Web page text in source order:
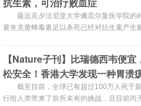
最近宾夕法尼亚大学佩雷尔曼医学院的
黄夹克黄蜂毒素足以杀死已经对抗生素产生
【Nature子刊】比瑞德西韦便宜
松安全！香港大学发现一种胃溃
功治疗新冠肺炎
截至目前，全球已有超过100万人死于
行给人类带来了前所未有的挑战，且目前尚